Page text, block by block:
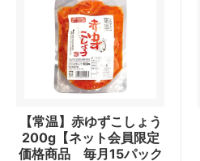
【常温】赤ゆずこしょう
200g【ネット会員限定
価格商品 毎月15パック